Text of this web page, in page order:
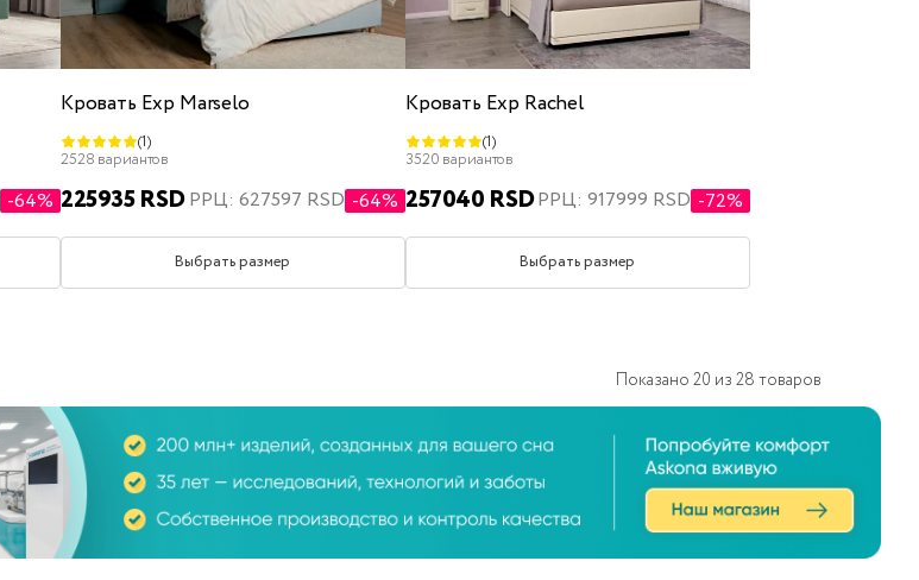
-64%
Кровать Exp Marselo
(1)
2528 вариантов
225935 RSDРРЦ: 627597 RSD -64%
Выбрать размер
Кровать Exp Rachel
(1)
3520 вариантов
257040 RSDРРЦ: 917999 RSD -72%
Выбрать размер
Показано 20 из 28 товаров